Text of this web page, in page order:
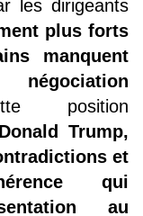
les dirigeants
plus forts
manquent
position
Trump,
et
qui
au